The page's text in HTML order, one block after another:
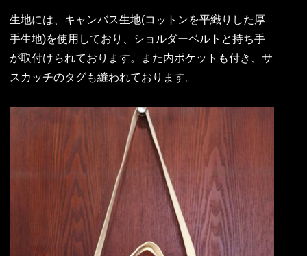
生地には、キャンバス生地(コットンを平織りした厚
手生地)を使用しており、ショルダーベルトと持ち手
が取付けられております。また内ポケットも付き、サ
スカッチのタグも縫われております。